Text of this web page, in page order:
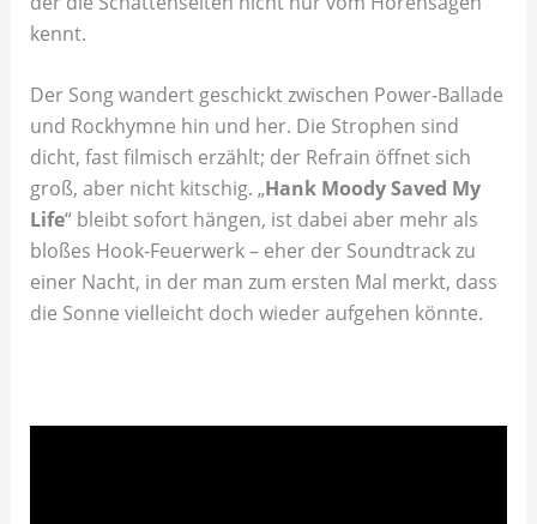
kennt.
Der Song wandert geschickt zwischen Power-Ballade
und Rockhymne hin und her. Die Strophen sind
dicht, fast filmisch erzählt; der Refrain öffnet sich
groß, aber nicht kitschig. „Hank Moody Saved My
Life“ bleibt sofort hängen, ist dabei aber mehr als
bloßes Hook-Feuerwerk – eher der Soundtrack zu
einer Nacht, in der man zum ersten Mal merkt, dass
die Sonne vielleicht doch wieder aufgehen könnte.